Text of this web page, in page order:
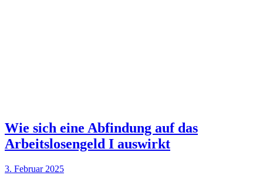
Wie sich eine Abfindung auf das
Arbeitslosengeld I auswirkt
3. Februar 2025